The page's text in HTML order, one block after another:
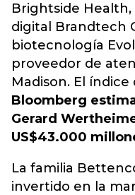
Brightside
digital Brandtech
biotecnología
proveedor de
Madison. El índice
Bloomberg
Gerard
US$43.000
La familia
invertido en la